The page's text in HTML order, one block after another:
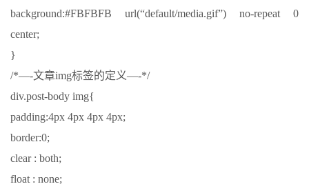
background:#FBFBFB url(“default/media.gif”) no-repeat 0
center;
}
/*—-文章img标签的定义—-*/
div.post-body img{
padding:4px 4px 4px 4px;
border:0;
clear : both;
float : none;